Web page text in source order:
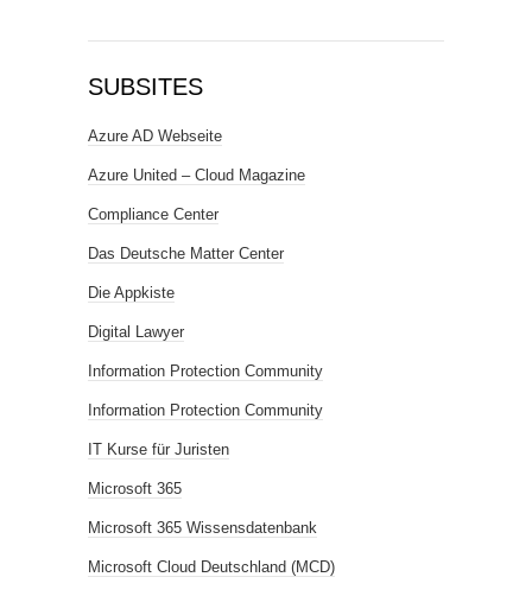
SUBSITES
Azure AD Webseite
Azure United – Cloud Magazine
Compliance Center
Das Deutsche Matter Center
Die Appkiste
Digital Lawyer
Information Protection Community
Information Protection Community
IT Kurse für Juristen
Microsoft 365
Microsoft 365 Wissensdatenbank
Microsoft Cloud Deutschland (MCD)